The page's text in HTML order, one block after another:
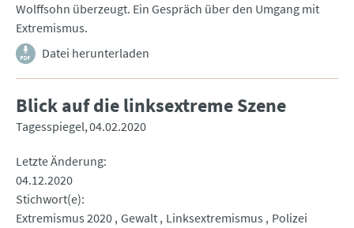
Wolffsohn überzeugt. Ein Gespräch über den Umgang mit
Extremismus.
Datei herunterladen
Blick auf die linksextreme Szene
Tagesspiegel 04.02.2020
Letzte Änderung
04.12.2020
Stichwort(e)
Extremismus 2020 Gewalt Linksextremismus
Polizei